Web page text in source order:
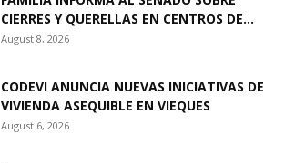
CIERRES Y QUERELLAS EN CENTROS DE...
August 8, 2026
CODEVI ANUNCIA NUEVAS INICIATIVAS DE
VIVIENDA ASEQUIBLE EN VIEQUES
August 6, 2026